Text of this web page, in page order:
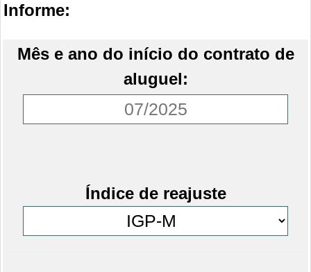
Informe:
Mês e ano do início do contrato de
aluguel:
Índice de reajuste